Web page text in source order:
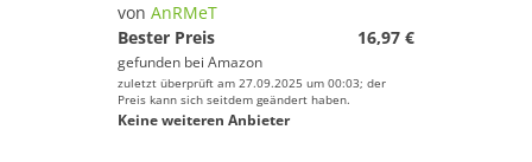
von AnRMeT
Bester Preis
16,97 €
gefunden bei Amazon
zuletzt überprüft am 27.09.2025 um 00:03; der
Preis kann sich seitdem geändert haben.
Keine weiteren Anbieter